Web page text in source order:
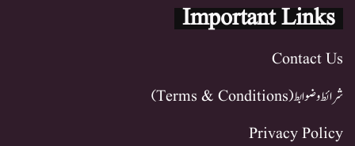
Important Links
Contact Us
شرائط و ضوابط (Terms & Conditions)
Privacy Policy